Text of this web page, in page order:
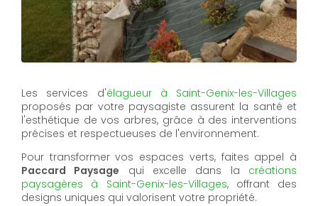
Les services d'élagueur à Saint-Genix-les-Villages
proposés par votre paysagiste assurent la santé et
l'esthétique de vos arbres, grâce à des interventions
précises et respectueuses de l'environnement.
Pour transformer vos espaces verts, faites appel à
Paccard Paysage qui excelle dans la créations
paysagères à Saint-Genix-les-Villages, offrant des
designs uniques qui valorisent votre propriété.